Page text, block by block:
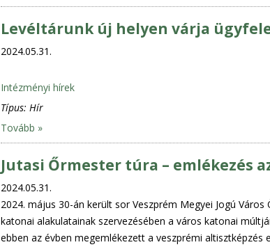
Levéltárunk új helyen várja
2024.05.31.
Intézményi hírek
Típus: Hír
Tovább »
Jutasi Őrmester túra – emlékezés
2024.05.31.
2024. május 30-án került sor Veszprém Megyei Jogú
katonai alakulatainak szervezésében a város katonai
ebben az évben megemlékezett a veszprémi altisztképzés